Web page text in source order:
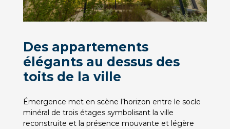
Des appartements
élégants au dessus des
toits de la ville
Émergence met en scène l’horizon entre le socle
minéral de trois étages symbolisant la ville
reconstruite et la présence mouvante et légère